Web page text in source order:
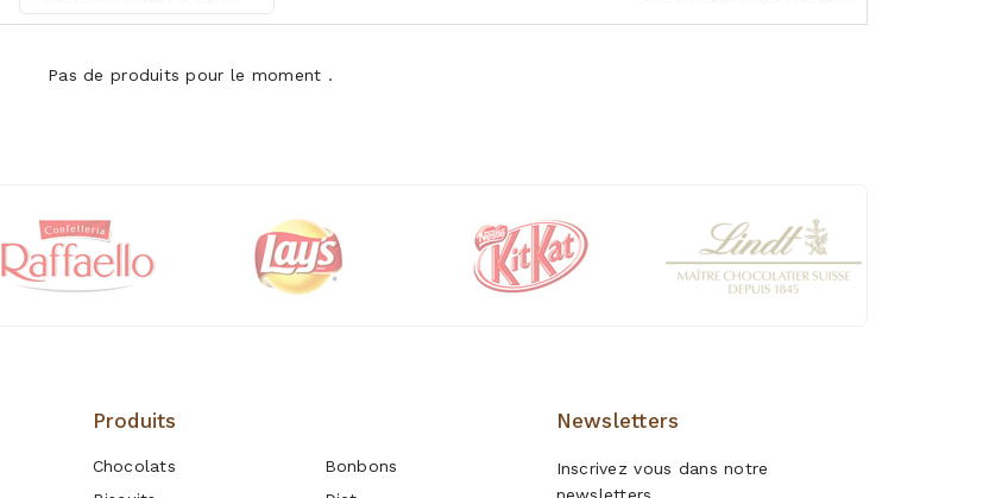
Pas de produits pour le moment .
Produits
Chocolats
Bonbons
Newsletters
Inscrivez vous dans notre